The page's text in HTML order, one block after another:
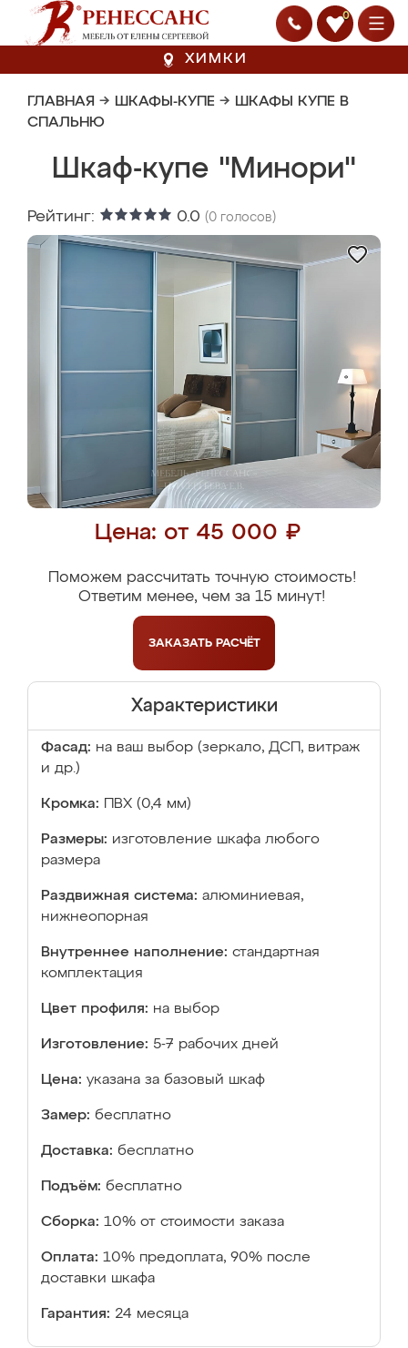
0
ХИМКИ
ГЛАВНАЯ → ШКАФЫ-КУПЕ → ШКАФЫ КУПЕ В
СПАЛЬНЮ
Шкаф-купе "Минори"
Рейтинг: 0.0 (0 голосов)
Цена: от 45 000 ₽
Поможем рассчитать точную стоимость!
Ответим менее, чем за 15 минут!
ЗАКАЗАТЬ РАСЧЁТ
Характеристики
Фасад: на ваш выбор (зеркало, ДСП, витраж
и др.)
Кромка: ПВХ (0,4 мм)
Размеры: изготовление шкафа любого
размера
Раздвижная система: алюминиевая,
нижнеопорная
Внутреннее наполнение: стандартная
комплектация
Цвет профиля: на выбор
Изготовление: 5-7 рабочих дней
Цена: указана за базовый шкаф
Замер: бесплатно
Доставка: бесплатно
Подъём: бесплатно
Сборка: 10% от стоимости заказа
Оплата: 10% предоплата, 90% после
доставки шкафа
Гарантия: 24 месяца